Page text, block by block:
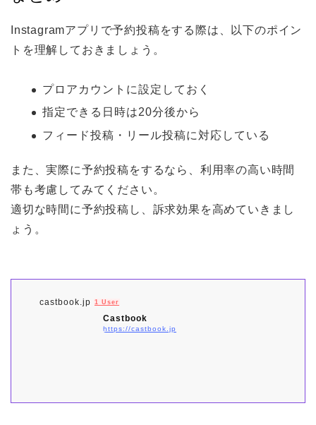
Instagramアプリで予約投稿をする際は、以下のポイン
トを理解しておきましょう。
プロアカウントに設定しておく
指定できる日時は20分後から
フィード投稿・リール投稿に対応している
また、実際に予約投稿をするなら、利用率の高い時間
帯も考慮してみてください。
適切な時間に予約投稿し、訴求効果を高めていきまし
ょう。
castbook.jp 1 User
Castbook
https://castbook.jp